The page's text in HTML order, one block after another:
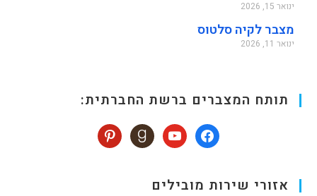
ינואר 15, 2026
מצבר לקיה סלטוס
ינואר 11, 2026
תותח המצברים ברשת החברתית:
אזורי שירות מובילים